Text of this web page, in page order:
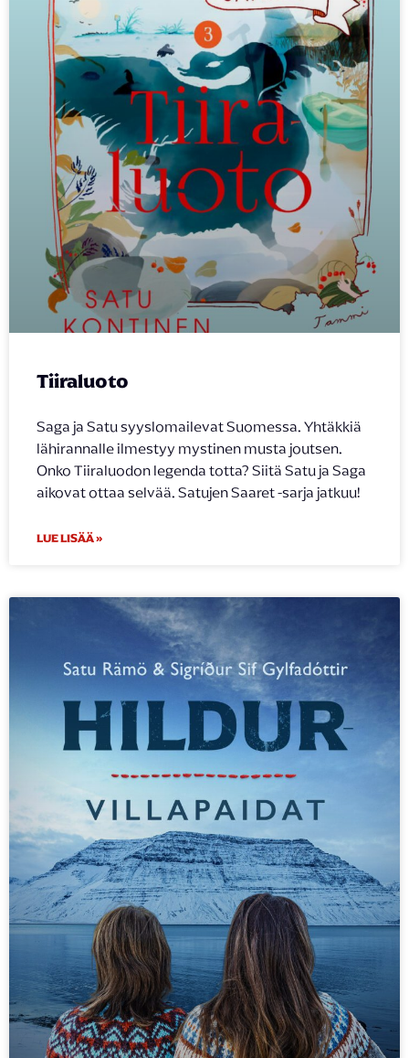
Tiiraluoto
Saga ja Satu syyslomailevat Suomessa. Yhtäkkiä
lähirannalle ilmestyy mystinen musta joutsen.
Onko Tiiraluodon legenda totta? Siitä Satu ja Saga
aikovat ottaa selvää. Satujen Saaret -sarja jatkuu!
LUE LISÄÄ »